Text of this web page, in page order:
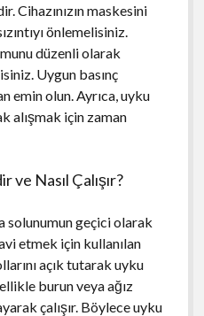
Cihazınızın maskesini
önlemelisiniz.
düzenli olarak
Uygun basınç
emin olun. Ayrıca, uyku
alışmak için zaman
ve Nasıl Çalışır?
solunumun geçici olarak
etmek için kullanılan
açık tutarak uyku
burun veya ağız
çalışır. Böylece uyku